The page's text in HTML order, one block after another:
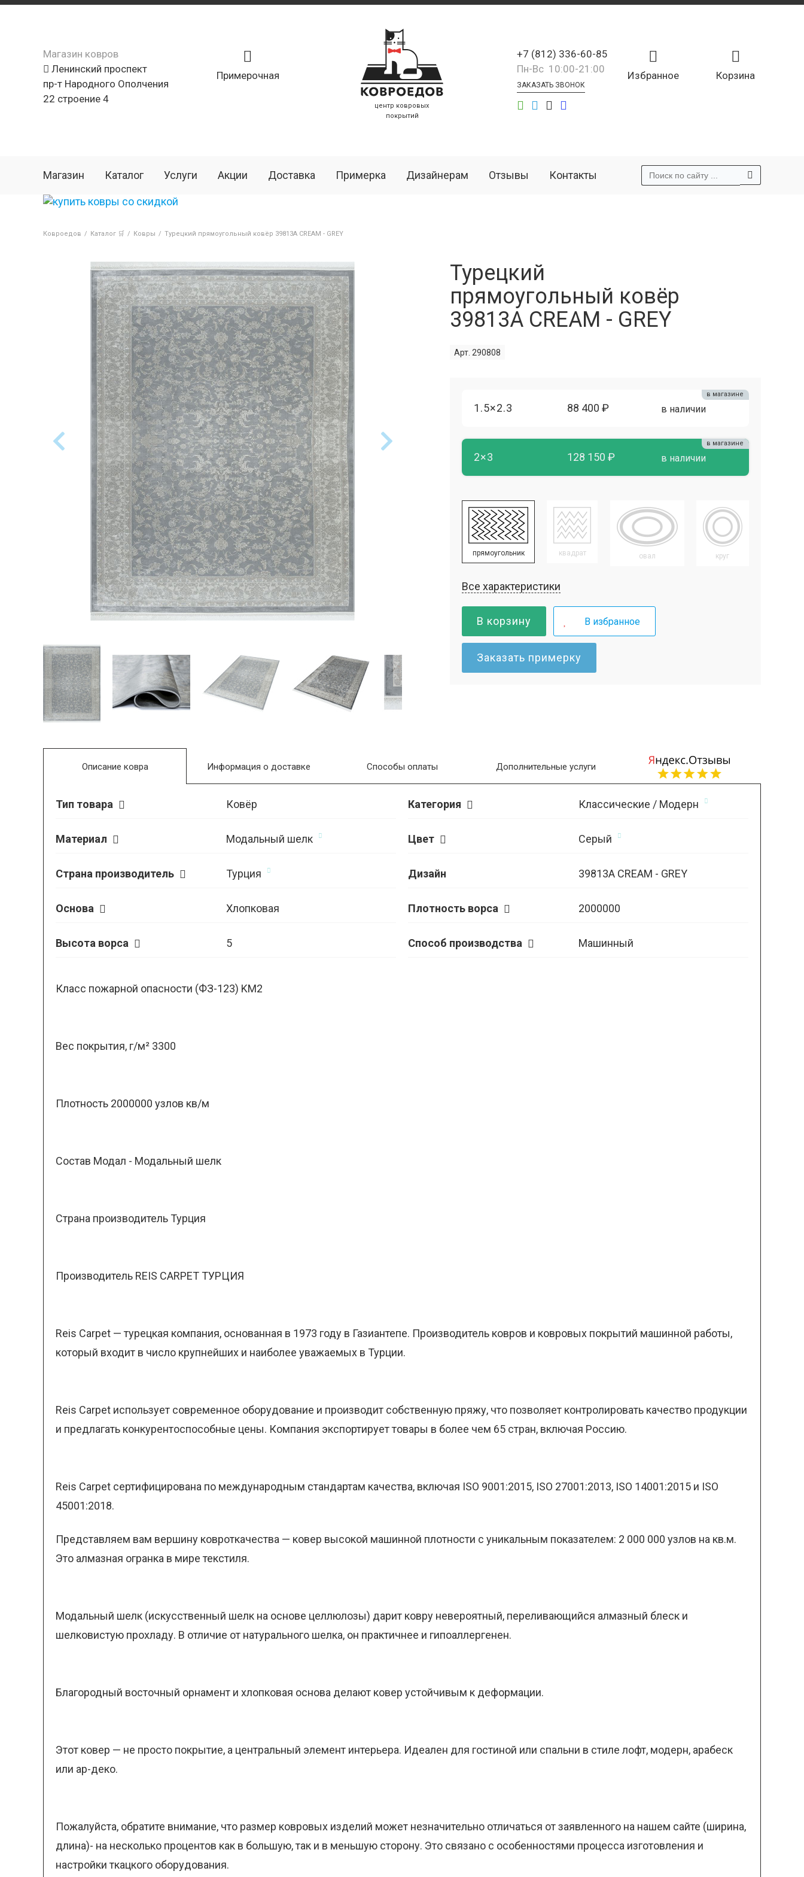
Магазин ковров
Ленинский проспект
пр-т Народного Ополчения
22 строение 4
Примерочная
центр ковровых
покрытий
Корзина
Избранное
+7 (812) 336-60-85
Пн-Вс 10:00-21:00
ЗАКАЗАТЬ ЗВОНОК
Магазин Каталог Услуги Акции Доставка Примерка Дизайнерам Отзывы Контакты
Ковроедов / Каталог 🛒 / Ковры / Турецкий прямоугольный ковёр 39813A CREAM - GREY
Турецкий
прямоугольный ковёр
39813A CREAM - GREY
Арт. 290808
1.5×2.3 88 400 ₽ в наличии
в магазине
2×3 128 150 ₽ в наличии
в магазине
прямоугольник квадрат овал круг
Все характеристики
В корзину В избранное
Заказать примерку
Описание ковра
Тип товара Ковёр Категория Классические / Модерн
Материал Модальный шелк Цвет Серый
Страна производитель Турция Дизайн 39813A CREAM - GREY
Основа Хлопковая Плотность ворса 2000000
Высота ворса 5 Способ производства Машинный
Класс пожарной опасности (ФЗ-123) KM2
Вес покрытия, г/м² 3300
Плотность 2000000 узлов кв/м
Состав Модал - Модальный шелк
Страна производитель Турция
Производитель REIS CARPET ТУРЦИЯ
Reis Carpet — турецкая компания, основанная в 1973 году в Газиантепе. Производитель ковров и ковровых покрытий машинной работы,
который входит в число крупнейших и наиболее уважаемых в Турции.
Reis Carpet использует современное оборудование и производит собственную пряжу, что позволяет контролировать качество продукции
и предлагать конкурентоспособные цены. Компания экспортирует товары в более чем 65 стран, включая Россию.
Reis Carpet сертифицирована по международным стандартам качества, включая ISO 9001:2015, ISO 27001:2013, ISO 14001:2015 и ISO
45001:2018.
Представляем вам вершину ковроткачества — ковер высокой машинной плотности с уникальным показателем: 2 000 000 узлов на кв.м.
Это алмазная огранка в мире текстиля.
Модальный шелк (искусственный шелк на основе целлюлозы) дарит ковру невероятный, переливающийся алмазный блеск и
шелковистую прохладу. В отличие от натурального шелка, он практичнее и гипоаллергенен.
Благородный восточный орнамент и хлопковая основа делают ковер устойчивым к деформации.
Этот ковер — не просто покрытие, а центральный элемент интерьера. Идеален для гостиной или спальни в стиле лофт, модерн, арабеск
или ар-деко.
Пожалуйста, обратите внимание, что размер ковровых изделий может незначительно отличаться от заявленного на нашем сайте (ширина,
длина)- на несколько процентов как в большую, так и в меньшую сторону. Это связано с особенностями процесса изготовления и
настройки ткацкого оборудования.
Информация о доставке Способы оплаты Дополнительные услуги